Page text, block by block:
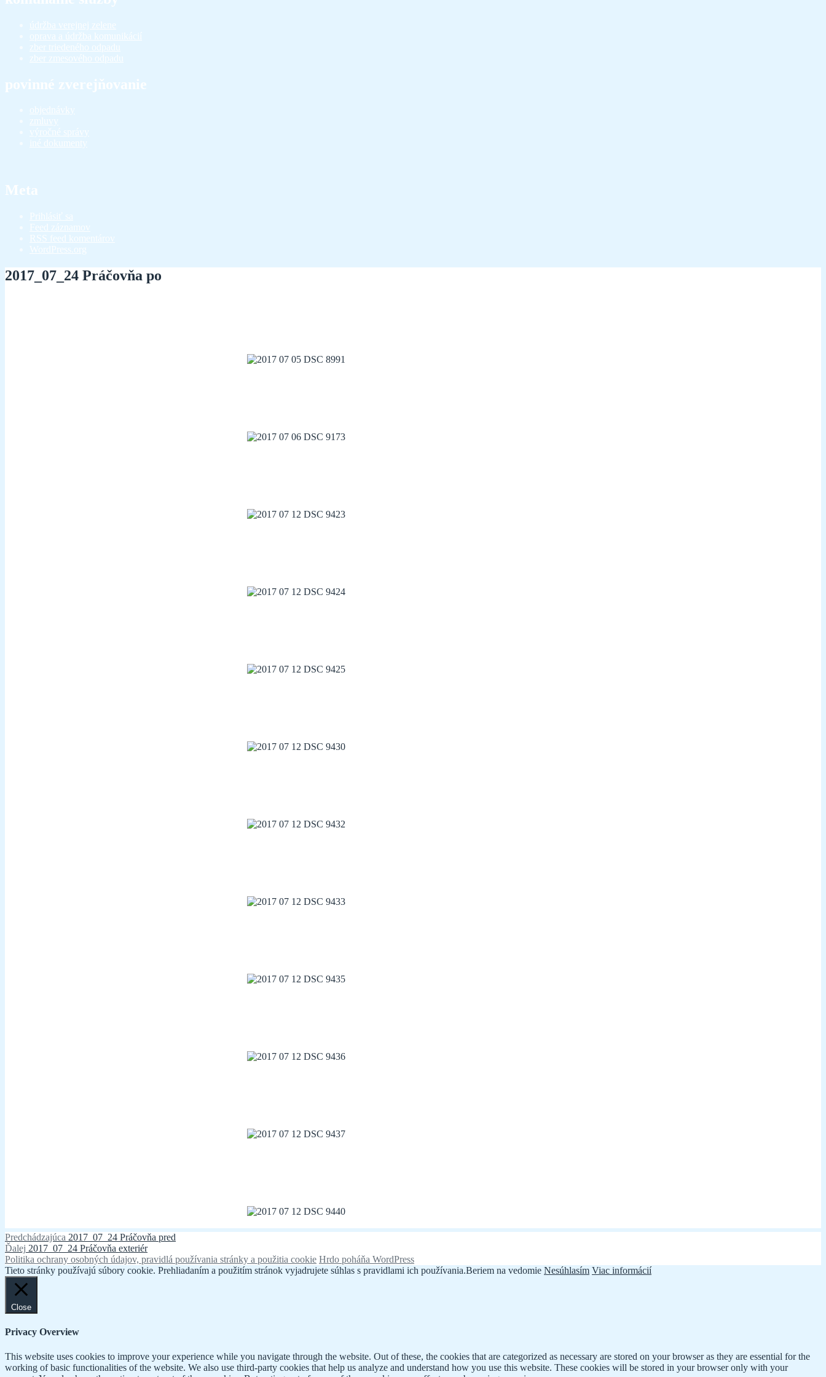
údržba verejnej zelene
oprava a údržba komunikácií
zber triedeného odpadu
zber zmesového odpadu
povinné zverejňovanie
objednávky
zmluvy
výročné správy
iné dokumenty
Meta
Prihlásiť sa
Feed záznamov
RSS feed komentárov
WordPress.org
2017_07_24 Práčovňa po
Navigácia
v
článku
Predchádzajúca Predchádzajúci
článok:
2017_07_24 Práčovňa pred
Ďalej Ďalší
článok:
2017_07_24 Práčovňa exteriér
Politika ochrany osobných údajov, pravidlá používania stránky a použitia cookie Hrdo poháňa WordPress
Tieto stránky používajú súbory cookie. Prehliadaním a použitím stránok vyjadrujete súhlas s pravidlami ich používania.Beriem na vedomie Nesúhlasím Viac informácií
Close
Privacy Overview
This website uses cookies to improve your experience while you navigate through the website. Out of these, the cookies that are categorized as necessary are stored on your browser as they are essential for the
working of basic functionalities of the website. We also use third-party cookies that help us analyze and understand how you use this website. These cookies will be stored in your browser only with your